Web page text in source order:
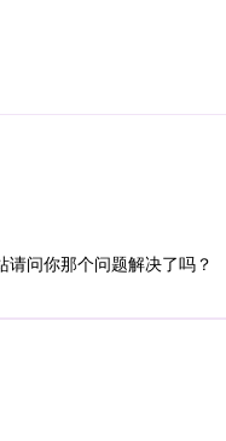
问你那个问题解决了吗？